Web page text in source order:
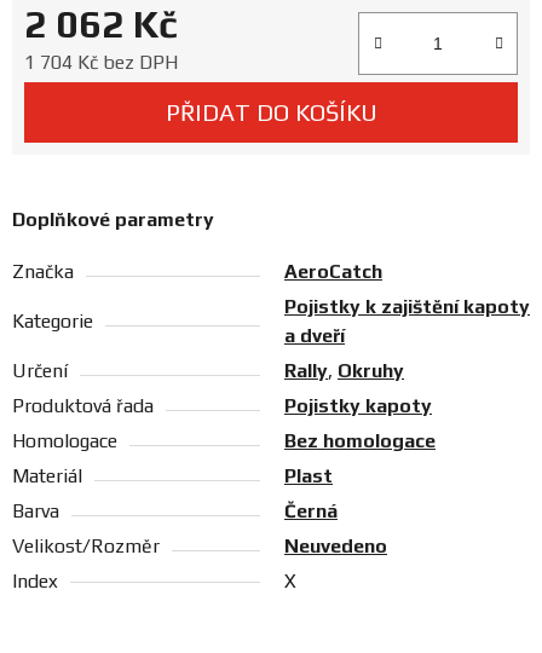
2 062 Kč
1 704 Kč bez DPH
PŘIDAT DO KOŠÍKU
Doplňkové parametry
Značka AeroCatch
Kategorie
Pojistky k zajištění kapoty
a dveří
Určení
Rally, Okruhy
Produktová řada
Pojistky kapoty
Homologace
Bez homologace
Materiál
Plast
Barva
Černá
Velikost/Rozměr
Neuvedeno
Index
X